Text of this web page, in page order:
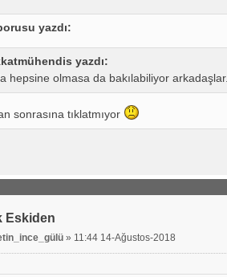
yazdı:
yazdı:
hepsine olmasa da bakılabiliyor arkadaşlar.
sonrasına tıklatmıyor
Eskiden
» 11:44 14-Ağustos-2018